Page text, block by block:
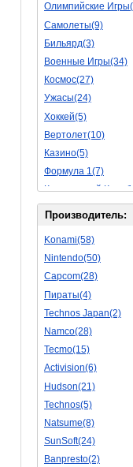
Боевик(8)
Головоломка(5)
Rpg(3)
Пошаговые Игры(15)
Пазлы(56)
Исторические(16)
Обучающие(5)
Олимпийские
Самолеты(9)
Бильярд(3)
Военные Игры(34)
Космос(27)
Ужасы(24)
Хоккей(5)
Вертолет(10)
Казино(5)
Формула 1(7)
Космический
Баскетбол(10)
Мультфильм(20)
Роботы(15)
Дебильные(1)
2D(164)
На Русском
Бокс(6)
Карате(11)
Избей Их Всех(22)
Мотокросс(4)
Реслинг(10)
Подводная Лодка(2)
Лабиринт(2)
3D(12)
Производитель:
Konami(58)
Nintendo(50)
Capcom(28)
Пираты(4)
Technos Japan(2)
Namco(28)
Tecmo(15)
Activision(6)
Hudson(21)
Technos(5)
Natsume(8)
SunSoft(24)
Banpresto(2)